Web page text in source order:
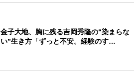
金子大地、胸に残る吉岡秀隆の“染まらな
い”生き方「ずっと不安。経験のす…